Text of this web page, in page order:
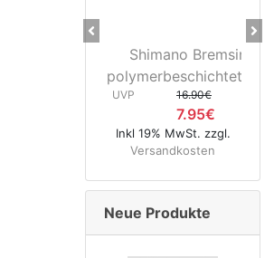
Shimano Bremsinnenzug
polymerbeschichtet Rennrad
7.95€
Inkl 19% MwSt. zzgl.
Versandkosten
28"
3D37
Inkl 19%
Previous
Neue Produkte